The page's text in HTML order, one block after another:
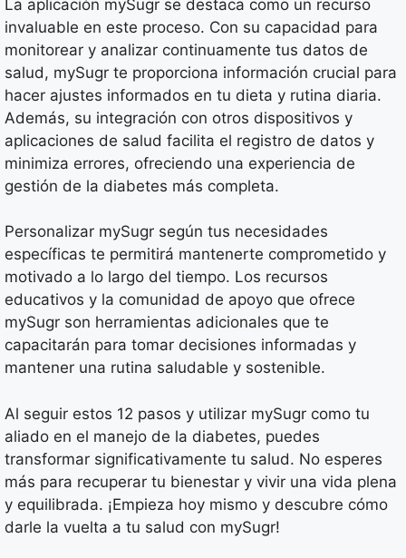
La aplicación mySugr se destaca como un recurso
invaluable en este proceso. Con su capacidad para
monitorear y analizar continuamente tus datos de
salud, mySugr te proporciona información crucial para
hacer ajustes informados en tu dieta y rutina diaria.
Además, su integración con otros dispositivos y
aplicaciones de salud facilita el registro de datos y
minimiza errores, ofreciendo una experiencia de
gestión de la diabetes más completa.
Personalizar mySugr según tus necesidades
específicas te permitirá mantenerte comprometido y
motivado a lo largo del tiempo. Los recursos
educativos y la comunidad de apoyo que ofrece
mySugr son herramientas adicionales que te
capacitarán para tomar decisiones informadas y
mantener una rutina saludable y sostenible.
Al seguir estos 12 pasos y utilizar mySugr como tu
aliado en el manejo de la diabetes, puedes
transformar significativamente tu salud. No esperes
más para recuperar tu bienestar y vivir una vida plena
y equilibrada. ¡Empieza hoy mismo y descubre cómo
darle la vuelta a tu salud con mySugr!